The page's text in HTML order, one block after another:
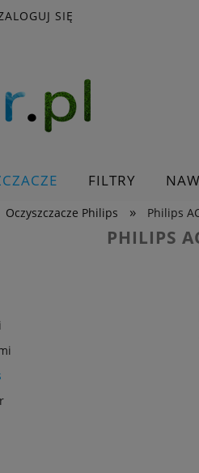
SIĘ
FILTRY
Oczyszczacze Philips » Philips
PHILIPS